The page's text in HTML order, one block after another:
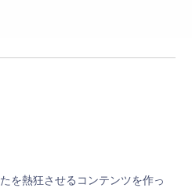
たを熱狂させる コ ンテンツを作っ